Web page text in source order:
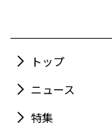
トップ
ニュース
特集